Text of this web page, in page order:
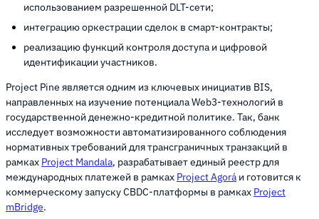
использованием разрешенной DLT-сети;
интеграцию оркестрации сделок в смарт-контракты;
реализацию функций контроля доступа и цифровой
идентификации участников.
Project Pine является одним из ключевых инициатив BIS,
направленных на изучение потенциала Web3-технологий в
государственной денежно-кредитной политике. Так, банк
исследует возможности автоматизированного соблюдения
нормативных требований для трансграничных транзакций в
рамках Project Mandala, разрабатывает единый реестр для
международных платежей в рамках Project Agorá и готовится к
коммерческому запуску CBDC-платформы в рамках Project
mBridge.